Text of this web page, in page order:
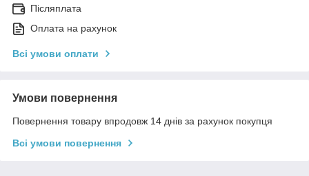
Післяплата
Оплата на рахунок
Всі умови оплати
Умови повернення
Повернення товару впродовж 14 днів за рахунок покупця
Всі умови повернення